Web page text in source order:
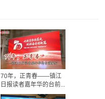
70年，正青春——镇江
日报读者嘉年华的台前...